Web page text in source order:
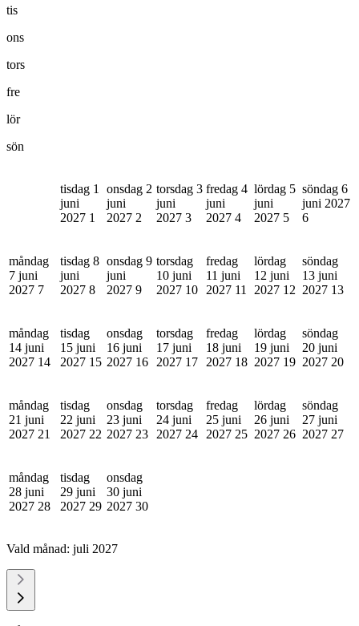
tis
ons
tors
fre
lör
sön
tisdag 1
juni
2027 1
onsdag 2
juni
2027 2
torsdag 3
juni
2027 3
fredag 4
juni
2027 4
lördag 5
juni
2027 5
söndag 6
juni 2027
6
måndag
7 juni
2027 7
tisdag 8
juni
2027 8
onsdag 9
juni
2027 9
torsdag
10 juni
2027 10
fredag
11 juni
2027 11
lördag
12 juni
2027 12
söndag
13 juni
2027 13
måndag
14 juni
2027 14
tisdag
15 juni
2027 15
onsdag
16 juni
2027 16
torsdag
17 juni
2027 17
fredag
18 juni
2027 18
lördag
19 juni
2027 19
söndag
20 juni
2027 20
måndag
21 juni
2027 21
tisdag
22 juni
2027 22
onsdag
23 juni
2027 23
torsdag
24 juni
2027 24
fredag
25 juni
2027 25
lördag
26 juni
2027 26
söndag
27 juni
2027 27
måndag
28 juni
2027 28
tisdag
29 juni
2027 29
onsdag
30 juni
2027 30
Vald månad: juli 2027